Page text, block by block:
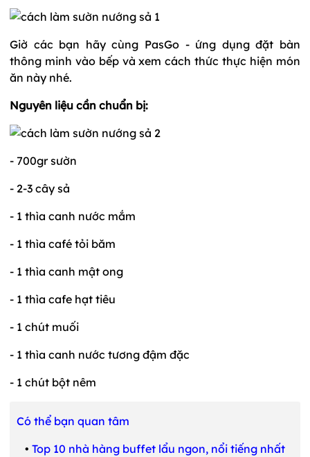
Giờ các bạn hãy cùng PasGo - ứng dụng đặt bàn
thông minh vào bếp và xem cách thức thực hiện món
ăn này nhé.
Nguyên liệu cần chuẩn bị:
- 700gr sườn
- 2-3 cây sả
- 1 thìa canh nước mắm
- 1 thìa café tỏi băm
- 1 thìa canh mật ong
- 1 thìa cafe hạt tiêu
- 1 chút muối
- 1 thìa canh nước tương đậm đặc
- 1 chút bột nêm
Có thể bạn quan tâm
• Top 10 nhà hàng buffet lẩu ngon, nổi tiếng nhất